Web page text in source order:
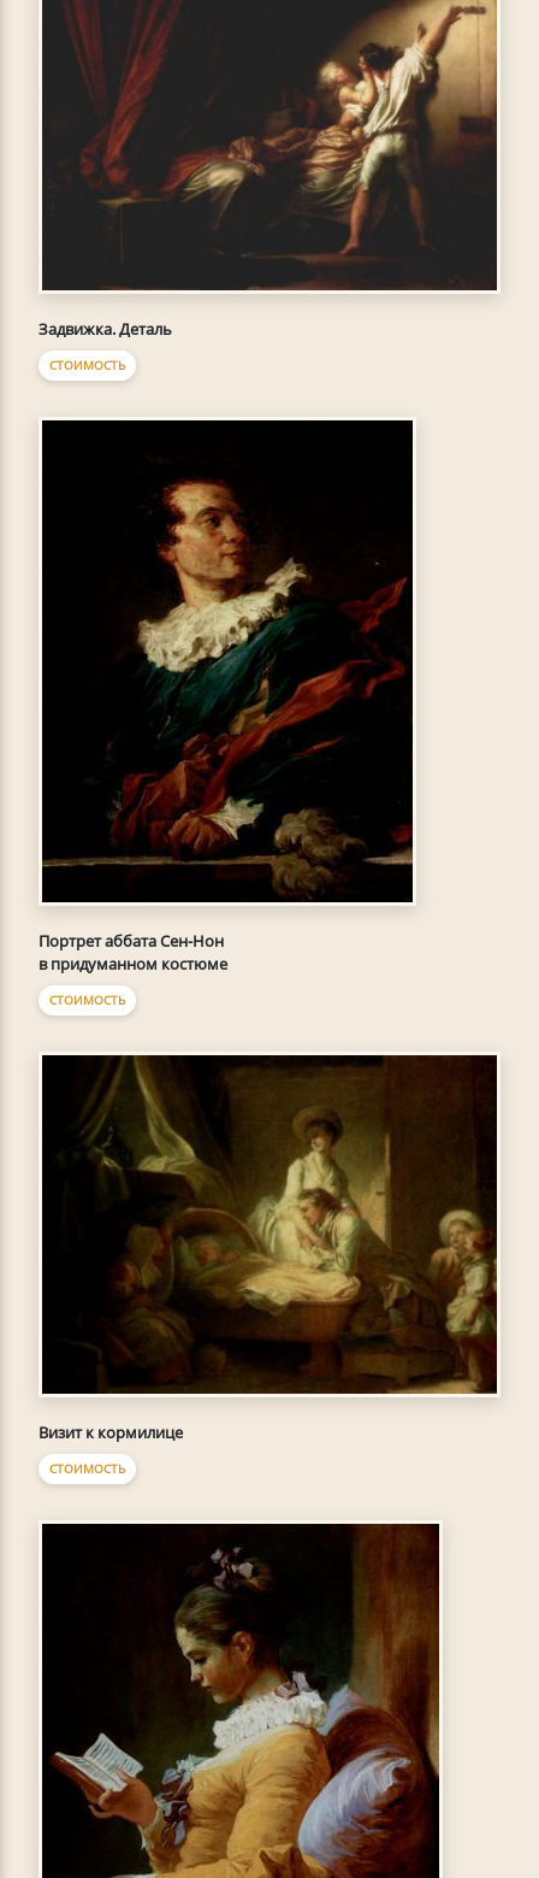
Задвижка. Деталь
СТОИМОСТЬ
Портрет аббата Сен-Нон
в придуманном костюме
СТОИМОСТЬ
Визит к кормилице
СТОИМОСТЬ